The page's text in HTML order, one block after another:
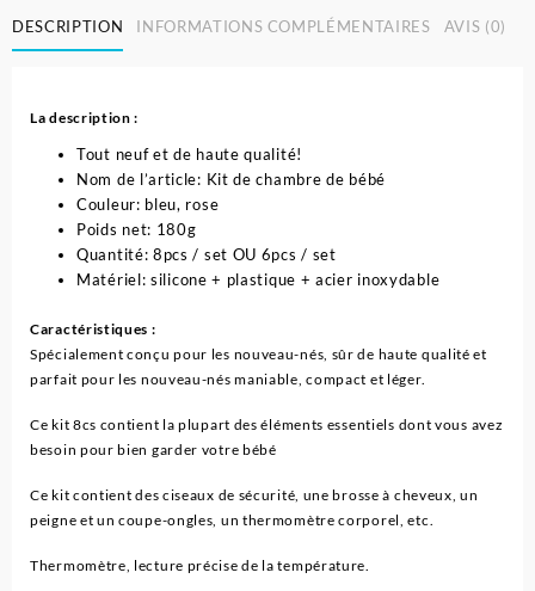
DESCRIPTION INFORMATIONS COMPLÉMENTAIRES AVIS (0)
La description :
Tout neuf et de haute qualité!
Nom de l’article: Kit de chambre de bébé
Couleur: bleu, rose
Poids net: 180g
Quantité: 8pcs / set OU 6pcs / set
Matériel: silicone + plastique + acier inoxydable
Caractéristiques :
Spécialement conçu pour les nouveau-nés, sûr de haute qualité et
parfait pour les nouveau-nés maniable, compact et léger.
Ce kit 8cs contient la plupart des éléments essentiels dont vous avez
besoin pour bien garder votre bébé
Ce kit contient des ciseaux de sécurité, une brosse à cheveux, un
peigne et un coupe-ongles, un thermomètre corporel, etc.
Thermomètre, lecture précise de la température.